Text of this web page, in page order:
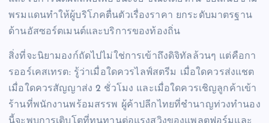
พรมแดนทำให้ผู้บริโภคตื่นตัวเรื่องราคา ยกระดับมาตรฐาน
ด้านอัสซอร์ตเมนต์และบริการของท้องถิ่น
สิ่งที่จะนิยามองก์ถัดไปไม่ใช่การเข้าถึงดิจิทัลล้วนๆ แต่คือกา
รออร์เคสเทรต: รู้ว่าเมื่อใดควรไลฟ์สตรีม เมื่อใดควรส่งแชต
เมื่อใดควรสัญญาส่ง 2 ชั่วโมง และเมื่อใดควรเชิญลูกค้าเข้า
ร้านที่พนักงานพร้อมสรรพ ผู้ค้าปลีกไทยที่ชำนาญท่วงทำนอง